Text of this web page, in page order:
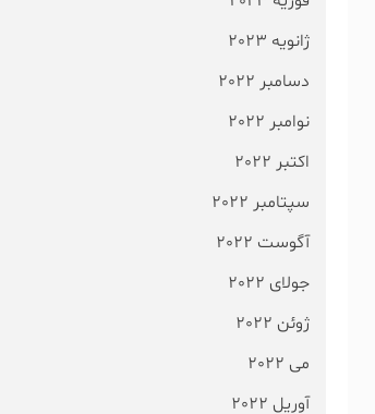
ژانویه 2023
دسامبر 2022
نوامبر 2022
اکتبر 2022
سپتامبر 2022
آگوست 2022
جولای 2022
ژوئن 2022
می 2022
آوریل 2022